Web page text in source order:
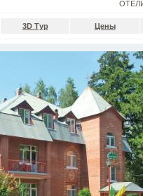
3D Тур Цены